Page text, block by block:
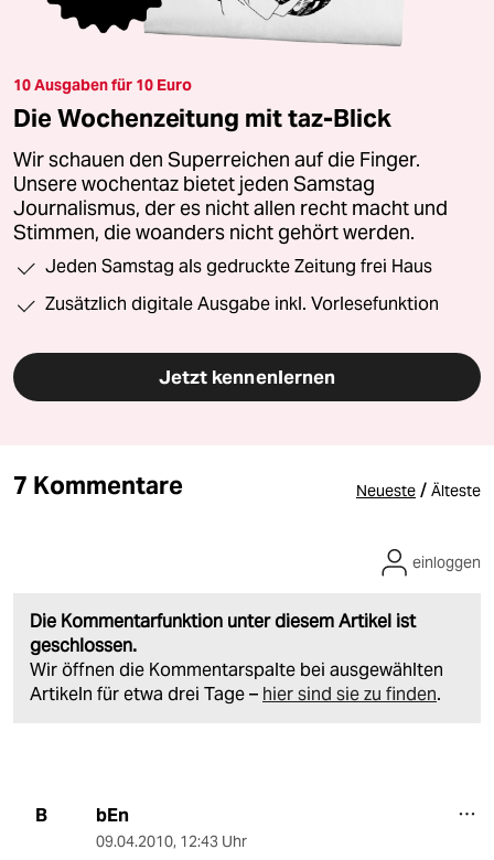
10 Ausgaben für 10 Euro
Die Wochenzeitung mit taz-Blick
Wir schauen den Superreichen auf die Finger.
Unsere wochentaz bietet jeden Samstag
Journalismus, der es nicht allen recht macht und
Stimmen, die woanders nicht gehört werden.
Jeden Samstag als gedruckte Zeitung frei Haus
Zusätzlich digitale Ausgabe inkl. Vorlesefunktion
Jetzt kennenlernen
7 Kommentare Neueste / Älteste
Die Kommentarfunktion unter diesem Artikel ist
geschlossen.
Wir öffnen die Kommentarspalte bei ausgewählten
Artikeln für etwa drei Tage – hier sind sie zu finden.
einloggen
B bEn
09.04.2010, 12:43 Uhr